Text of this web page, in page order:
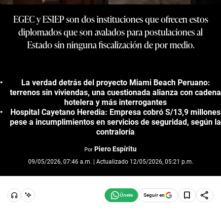
EGEC y ESIEP son dos instituciones que ofrecen estos
diplomados que son avalados para postulaciones al
Estado sin ninguna fiscalización de por medio.
La verdad detrás del proyecto Miami Beach Peruano:
terrenos sin viviendas, una cuestionada alianza con cadena
hotelera y más interrogantes
Hospital Cayetano Heredia: Empresa cobró S/13,9 millones
pese a incumplimientos en servicios de seguridad, según la
contraloría
Por Piero Espíritu
09/05/2026, 07:46 a.m. | Actualizado 12/05/2026, 05:21 p.m.
Seguir en